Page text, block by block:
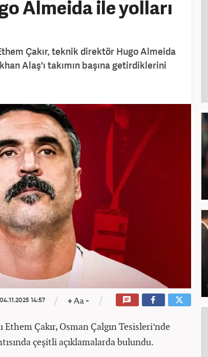
Almeida ile yolları
Çakır, teknik direktör Hugo Almeida
Alaş'ı takımın başına getirdiklerini
04.11.2025 14:57
Ethem Çakır, Osman Çalgın Tesisleri’nde
çeşitli açıklamalarda bulundu.